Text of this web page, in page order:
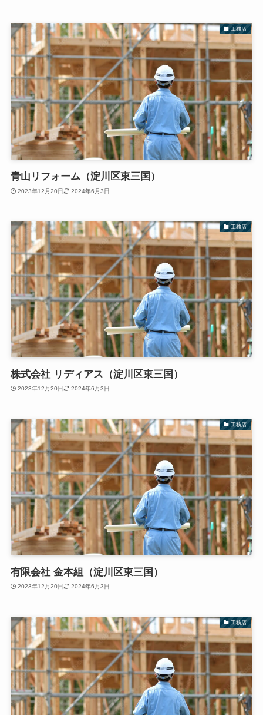
工務店
青山リフォーム（淀川区東三国）
2023年12月20日 2024年6月3日
工務店
株式会社 リディアス（淀川区東三国）
2023年12月20日 2024年6月3日
工務店
有限会社 金本組（淀川区東三国）
2023年12月20日 2024年6月3日
工務店